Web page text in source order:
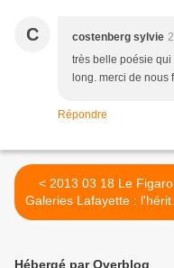
C costenberg sylvie
très belle poésie
long. merci de nous
Répondre
< 2013 03 18 Le Figaro
Galeries Lafayette :
remplace Paul
Hébergé par Overblog